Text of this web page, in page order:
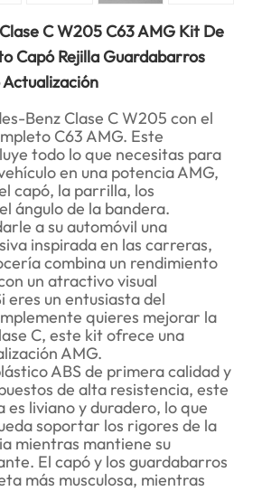
C W205 C63 AMG Kit De
Capó Rejilla Guardabarros
Benz Clase C W205 con el
C63 AMG. Este
todo lo que necesitas para
en una potencia AMG,
capó, la parrilla, los
ángulo de la bandera.
a su automóvil una
inspirada en las carreras,
combina un rendimiento
un atractivo visual
eres un entusiasta del
quieres mejorar la
C, este kit ofrece una
AMG.
ABS de primera calidad y
de alta resistencia, este
liviano y duradero, lo que
soportar los rigores de la
mientras mantiene su
El capó y los guardabarros
más musculosa, mientras